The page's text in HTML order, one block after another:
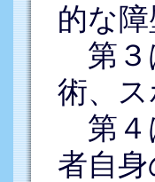
的な障
第３
術、
第４
者自